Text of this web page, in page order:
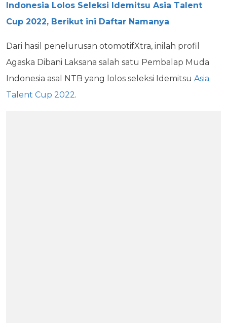
Indonesia Lolos Seleksi Idemitsu Asia Talent
Cup 2022, Berikut ini Daftar Namanya
Dari hasil penelurusan otomotifXtra, inilah profil
Agaska Dibani Laksana salah satu Pembalap Muda
Indonesia asal NTB yang lolos seleksi Idemitsu Asia
Talent Cup 2022.